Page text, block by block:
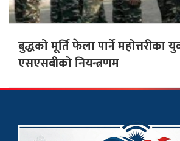
बुद्धको मूर्ति फेला पार्ने महोत्तरीका
एसएसबीको नियन्त्रणम